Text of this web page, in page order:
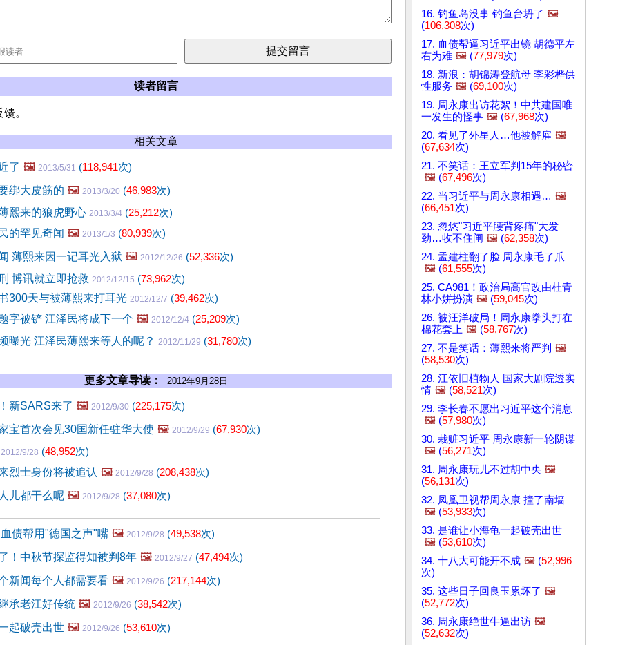
读者留言
。
相关文章
了 🖼️ 2013/5/31 (118,941次)
绑大皮筋的 🖼️ 2013/3/20 (46,983次)
熙来的狼虎野心 2013/3/4 (25,212次)
的罕见奇闻 🖼️ 2013/1/3 (80,939次)
薄熙来因一记耳光入狱 🖼️ 2012/12/26 (52,336次)
博讯就立即抢救 2012/12/15 (73,962次)
300天与被薄熙来打耳光 2012/12/7 (39,462次)
字被铲 江泽民将成下一个 🖼️ 2012/12/4 (25,209次)
曝光 江泽民薄熙来等人的呢？ 2012/11/29 (31,780次)
更多文章导读： 2012年9月28日
新SARS来了 🖼️ 2012/9/30 (225,175次)
宝首次会见30国新任驻华大使 🖼️ 2012/9/29 (67,930次)
2012/9/28 (48,952次)
烈士身份将被追认 🖼️ 2012/9/28 (208,438次)
儿都干么呢 🖼️ 2012/9/28 (37,080次)
债帮用"德国之声"嘴 🖼️ 2012/9/28 (49,538次)
！中秋节探监得知被判8年 🖼️ 2012/9/27 (47,494次)
新闻每个人都需要看 🖼️ 2012/9/26 (217,144次)
承老江好传统 🖼️ 2012/9/26 (38,542次)
起破壳出世 🖼️ 2012/9/26 (53,610次)
16. 钓鱼岛没事 钓鱼台坍了 🖼️
(106,308次)
17. 血债帮逼习近平出镜 胡德平左
右为难 🖼️ (77,979次)
18. 新浪：胡锦涛登航母 李彩桦供
性服务 🖼️ (69,100次)
19. 周永康出访花絮！中共建国唯
一发生的怪事 🖼️ (67,968次)
20. 看见了外星人…他被解雇 🖼️
(67,634次)
21. 不笑话：王立军判15年的秘密
🖼️ (67,496次)
22. 当习近平与周永康相遇… 🖼️
(66,451次)
23. 忽悠"习近平腰背疼痛"大发
劲…收不住闸 🖼️ (62,358次)
24. 孟建柱翻了脸 周永康毛了爪
🖼️ (61,555次)
25. CA981！政治局高官改由杜青
林小姘扮演 🖼️ (59,045次)
26. 被汪洋破局！周永康拳头打在
棉花套上 🖼️ (58,767次)
27. 不是笑话：薄熙来将严判 🖼️
(58,530次)
28. 江依旧植物人 国家大剧院透实
情 🖼️ (58,521次)
29. 李长春不愿出习近平这个消息
🖼️ (57,980次)
30. 栽赃习近平 周永康新一轮阴谋
🖼️ (56,271次)
31. 周永康玩儿不过胡中央 🖼️
(56,131次)
32. 凤凰卫视帮周永康 撞了南墙
🖼️ (53,933次)
33. 是谁让小海龟一起破壳出世
🖼️ (53,610次)
34. 十八大可能开不成 🖼️ (52,996
次)
35. 这些日子回良玉累坏了 🖼️
(52,772次)
36. 周永康绝世牛逼出访 🖼️
(52,632次)